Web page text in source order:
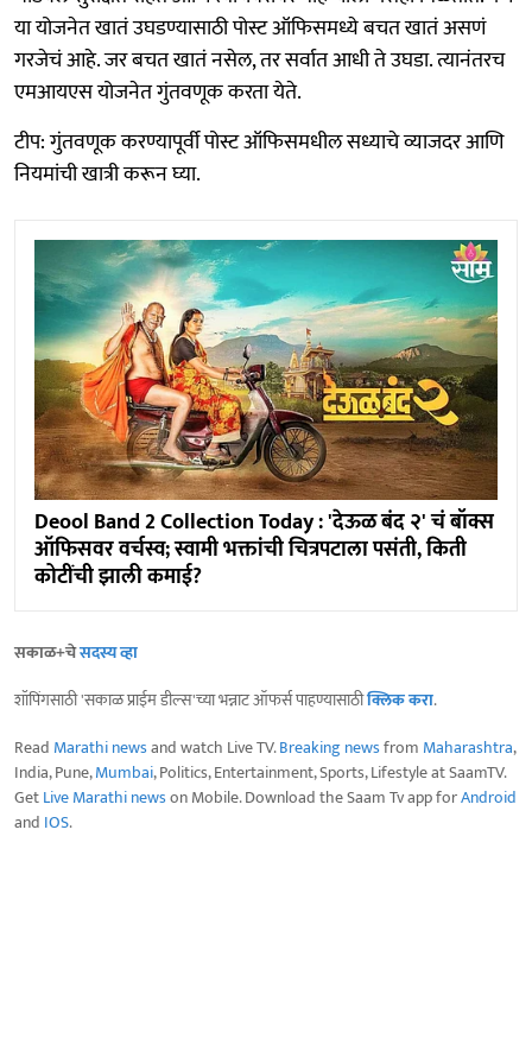
या योजनेत खातं उघडण्यासाठी पोस्ट ऑफिसमध्ये बचत खातं असणं
गरजेचं आहे. जर बचत खातं नसेल, तर सर्वात आधी ते उघडा. त्यानंतरच
एमआयएस योजनेत गुंतवणूक करता येते.
टीप: गुंतवणूक करण्यापूर्वी पोस्ट ऑफिसमधील सध्याचे व्याजदर आणि
नियमांची खात्री करून घ्या.
Deool Band 2 Collection Today : 'देऊळ बंद २' चं बॉक्स
ऑफिसवर वर्चस्व; स्वामी भक्तांची चित्रपटाला पसंती, किती
कोटींची झाली कमाई?
सकाळ+चेसदस्य व्हा
शॉपिंगसाठी 'सकाळ प्राईम डील्स'च्या भन्नाट ऑफर्स पाहण्यासाठीक्लिक करा.
Read Marathi newsand watch Live TV.Breaking newsfrom Maharashtra,
India, Pune,Mumbai, Politics, Entertainment, Sports, Lifestyle at SaamTV.
GetLive Marathi newson Mobile. Download the Saam Tv app forAndroid
and IOS.